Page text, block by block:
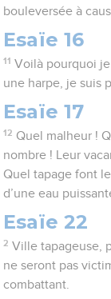
bouleversée à
Esaïe 16
11 Voilà pourquoi
une harpe, je suis
Esaïe 17
12 Quel malheur !
nombre ! Leur
Quel tapage font
d’une eau
Esaïe 22
2 Ville tapageuse,
ne seront pas
combattant.